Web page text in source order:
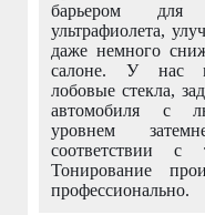
барьером для
ультрафиолета,
даже немного
салоне. У нас
лобовые стекла,
автомобиля с
уровнем
соответствии с
Тонирование
профессионально.